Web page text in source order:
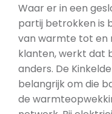
Waar er in een
partij betrokken is
van warmte tot en
klanten, werkt dat
anders. De
belangrijk om die
de